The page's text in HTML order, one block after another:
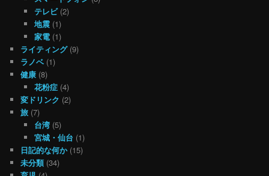
テレビ(2)
地震(1)
家電(1)
ライティング(9)
ラノベ (1)
健康 (8)
花粉症(4)
変ドリンク (2)
旅 (7)
台湾(5)
宮城・仙台 (1)
日記的な何か(15)
未分類(34)